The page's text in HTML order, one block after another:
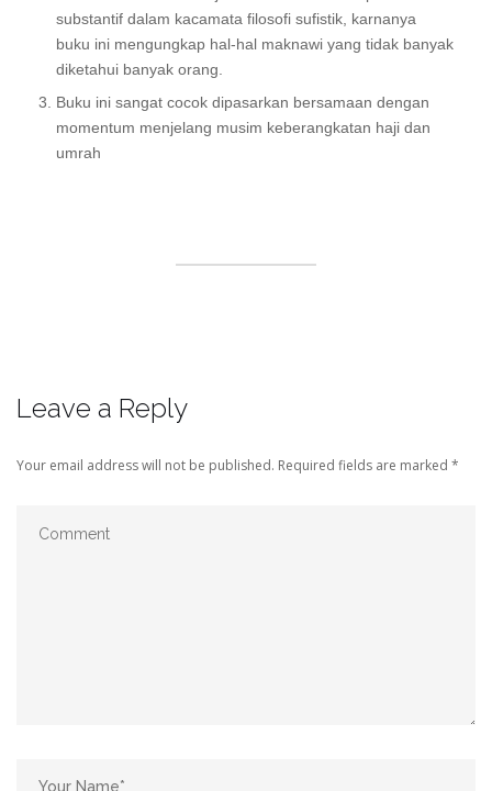
substantif dalam kacamata filosofi sufistik, karnanya
buku ini mengungkap hal-hal maknawi yang tidak banyak
diketahui banyak orang.
Buku ini sangat cocok dipasarkan bersamaan dengan
momentum menjelang musim keberangkatan haji dan
umrah
Leave a Reply
Your email address will not be published. Required fields are marked *